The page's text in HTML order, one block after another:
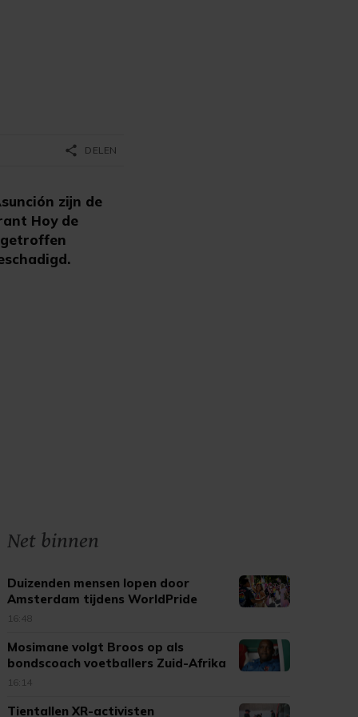
zijn de
Hoy de
share DELEN
Net binnen
Duizenden mensen lopen door
Amsterdam tijdens WorldPride
March
16:48
Mosimane volgt Broos op als
bondscoach voetballers Zuid-Afrika
16:14
Tientallen XR-activisten